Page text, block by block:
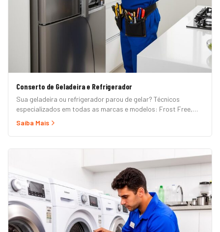
Conserto de Geladeira e Refrigerador
Sua geladeira ou refrigerador parou de gelar? Técnicos
especializados em todas as marcas e modelos: Frost Free,
Duplex, Side by Side, French Door, Inverter e convencional.
Saiba Mais